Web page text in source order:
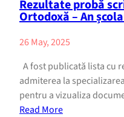
Rezultate probă
Ortodoxă – An
26 May, 2025
A fost publicată lista cu
admiterea la
pentru a vizualiza
Read More